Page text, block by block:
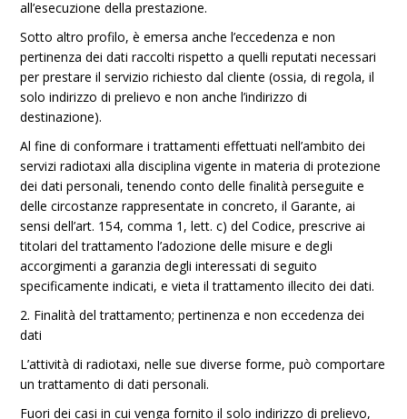
all’esecuzione della prestazione.
Sotto altro profilo, è emersa anche l’eccedenza e non
pertinenza dei dati raccolti rispetto a quelli reputati necessari
per prestare il servizio richiesto dal cliente (ossia, di regola, il
solo indirizzo di prelievo e non anche l’indirizzo di
destinazione).
Al fine di conformare i trattamenti effettuati nell’ambito dei
servizi radiotaxi alla disciplina vigente in materia di protezione
dei dati personali, tenendo conto delle finalità perseguite e
delle circostanze rappresentate in concreto, il Garante, ai
sensi dell’art. 154, comma 1, lett. c) del Codice, prescrive ai
titolari del trattamento l’adozione delle misure e degli
accorgimenti a garanzia degli interessati di seguito
specificamente indicati, e vieta il trattamento illecito dei dati.
2. Finalità del trattamento; pertinenza e non eccedenza dei
dati
L’attività di radiotaxi, nelle sue diverse forme, può comportare
un trattamento di dati personali.
Fuori dei casi in cui venga fornito il solo indirizzo di prelievo,